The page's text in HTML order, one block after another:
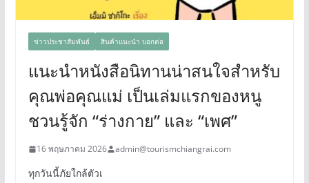
ข่าวประชาสัมพันธ์ สินค้าแนะนำ บอกต่อ
แนะนำหนังสือนิทานน่าสนใจสำหรับ
คุณพ่อคุณแม่ เป็นเล่มแรกของหนู
ชวนรู้จัก “ร่างกาย” และ “เพศ”
16 พฤษภาคม 2026 admin@tourismchiangrai.com
ทุกวันนี้ภัยใกล้ตัวเ